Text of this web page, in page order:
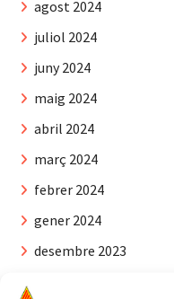
agost 2024
juliol 2024
juny 2024
maig 2024
abril 2024
març 2024
febrer 2024
gener 2024
desembre 2023